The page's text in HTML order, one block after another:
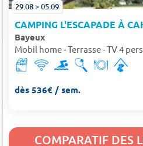
29.08 > 05.09
CAMPING L'ESCAPADE À
Bayeux
Mobil home - Terrasse - TV 4 pers.
dès 536€ / sem.
COMPARATIF DES